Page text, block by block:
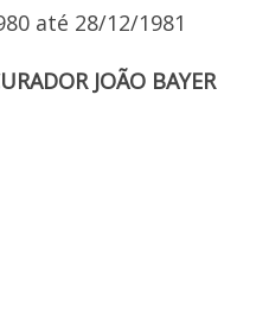
até 28/12/1981
JOÃO BAYER